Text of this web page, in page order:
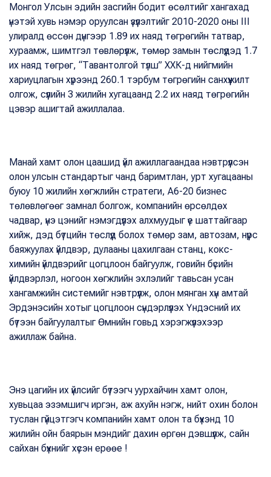
Монгол Улсын эдийн засгийн бодит өсөлтийг хангахад
үнэтэй хувь нэмэр оруулсан үзүүлэлтийг 2010-2020 оны III
улиралд өссөн дүнгээр 1.89 их наяд төгрөгийн татвар,
хураамж, шимтгэл төвлөрүүлж, төмөр замын төслүүдэд 1.7
их наяд төгрөг, “Тавантолгой түлш” ХХК-д нийгмийн
хариуцлагын хүрээнд 260.1 тэрбум төгрөгийн санхүүжилт
олгож, сүүлийн 3 жилийн хугацаанд 2.2 их наяд төгрөгийн
цэвэр ашигтай ажиллалаа.
Манай хамт олон цаашид үйл ажиллагаандаа нэвтрүүлсэн
олон улсын стандартыг чанд баримтлан, урт хугацааны
буюу 10 жилийн хөгжлийн стратеги, А6-20 бизнес
төлөвлөгөөг замнал болгож, компанийн өрсөлдөх
чадвар, үнэ цэнийг нэмэгдүүлэх алхмуудыг үе шаттайгаар
хийж, дэд бүтцийн төслүүд болох төмөр зам, автозам, нүүрс
баяжуулах үйлдвэр, дулааны цахилгаан станц, кокс-
химийн үйлдвэрийг цогцлоон байгуулж, говийн бүсийн
үйлдвэрлэл, ногоон хөгжлийн эхлэлийг тавьсан усан
хангамжийн системийг нэвтрүүлж, олон мянган хүн амтай
Эрдэнэсийн хотыг цогцлоон сүндэрлүүлэх Үндэсний их
бүтээн байгуулалтыг Өмнийн говьд хэрэгжүүлэхээр
ажиллаж байна.
Энэ цагийн их үйлсийг бүтээгч уурхайчин хамт олон,
хувьцаа эзэмшигч иргэн, аж ахуйн нэгж, нийт охин болон
туслан гүйцэтгэгч компанийн хамт олон та бүхэнд 10
жилийн ойн баярын мэндийг дахин өргөн дэвшүүлж, сайн
сайхан бүхнийг хүсэн ерөөе !